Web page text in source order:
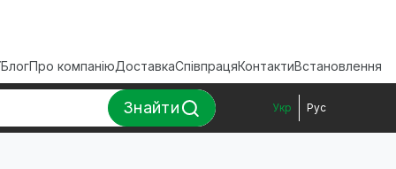
БлогПро компаніюДоставкаСпівпрацяКонтактиВстановлення
Знайти Укр Рус